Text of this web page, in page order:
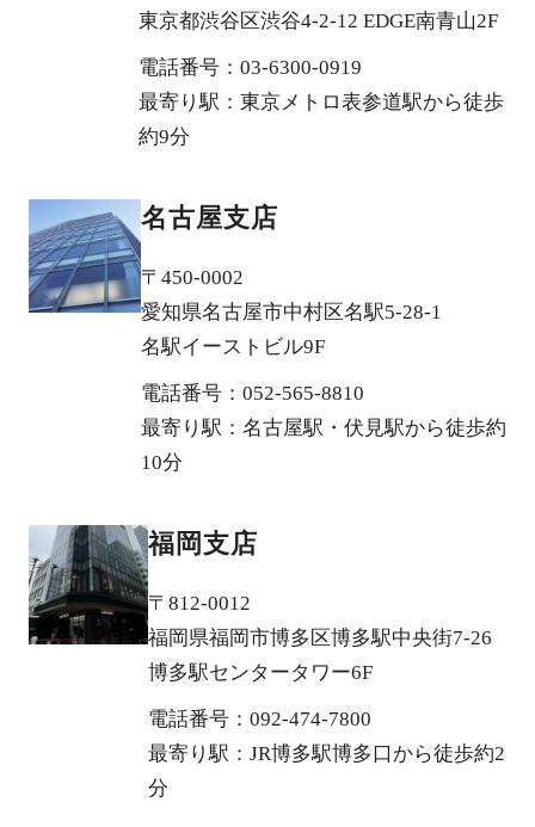
東京都渋谷区渋谷4-2-12 EDGE南青山2F
電話番号：03-6300-0919
最寄り駅：東京メトロ表参道駅から徒歩
約9分
名古屋支店
〒450-0002
愛知県名古屋市中村区名駅5-28-1
名駅イーストビル9F
電話番号：052-565-8810
最寄り駅：名古屋駅・伏見駅から徒歩約
10分
福岡支店
〒812-0012
福岡県福岡市博多区博多駅中央街7-26
博多駅センタータワー6F
電話番号：092-474-7800
最寄り駅：JR博多駅博多口から徒歩約2
分